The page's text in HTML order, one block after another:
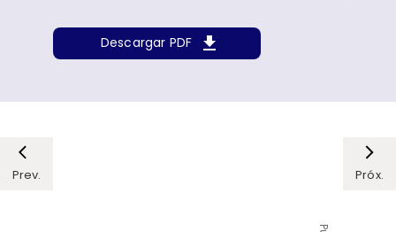
Descargar PDF
Prev. Próx.